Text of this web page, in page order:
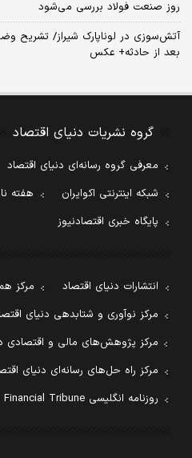
روز صنعت فولاد بررسی می‌شود
آتش‌سوزی در لوناپارک شیراز/ تشریح
بعد از حادثه+ عکس
گروه نشریات دنیای اقتصاد
معرفی گروه رسانه‌ای دنیای اقتصاد
شبکه اینترنتی اکوایران
هفته
پایگاه خبری اقتصادنیوز
انتشارات دنیای اقتصاد
مرکز
مرکز نوآوری و شتابدهی دنیای
مرکز پژوهش‌های مالی و اقتصادی
مرکز راه حل‌های رسانه‌ای دنیای
روزنامه انگلیسی Financial Tribune